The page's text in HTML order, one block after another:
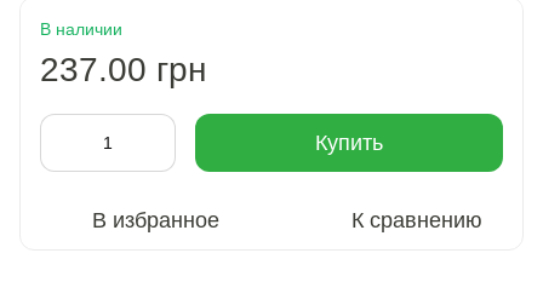
В наличии
237.00 грн
Купить
В избранное К сравнению